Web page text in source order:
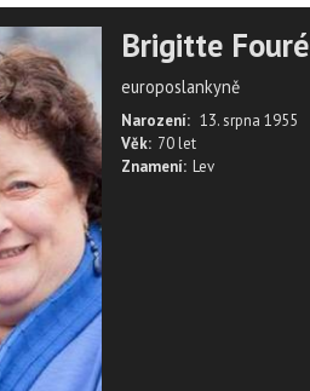
Brigitte Fouré
europoslankyně
Narození: 13. srpna 1955
Věk: 70 let
Znamení: Lev